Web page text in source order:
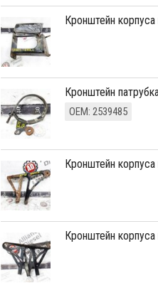
кронштейн
Кронштейн
ОЕМ: 2539485
кронштейн
кронштейн